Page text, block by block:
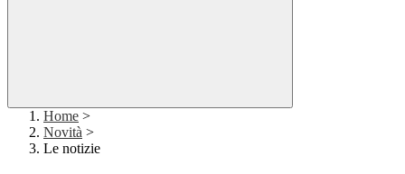
Home >
Novità >
Le notizie